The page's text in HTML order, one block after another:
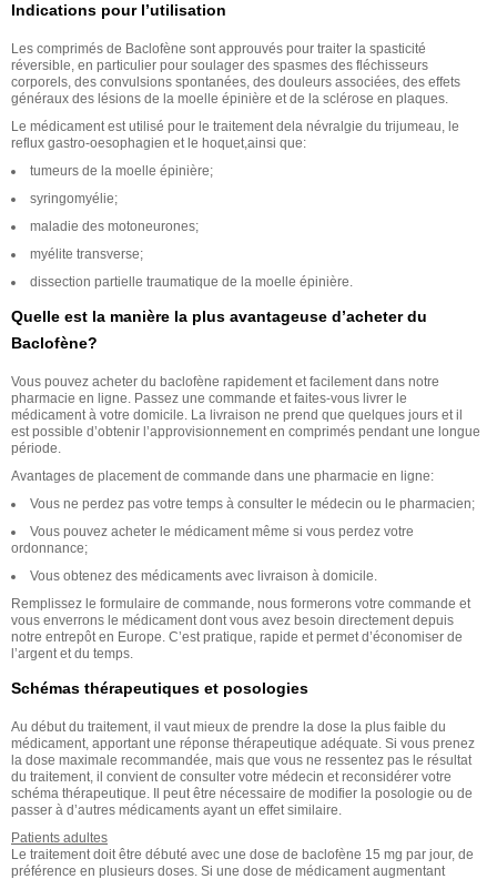
Indications pour l’utilisation
Les comprimés de Baclofène sont approuvés pour traiter la spasticité
réversible, en particulier pour soulager des spasmes des fléchisseurs
corporels, des convulsions spontanées, des douleurs associées, des effets
généraux des lésions de la moelle épinière et de la sclérose en plaques.
Le médicament est utilisé pour le traitement dela névralgie du trijumeau, le
reflux gastro-oesophagien et le hoquet,ainsi que:
tumeurs de la moelle épinière;
syringomyélie;
maladie des motoneurones;
myélite transverse;
dissection partielle traumatique de la moelle épinière.
Quelle est la manière la plus avantageuse d’acheter du
Baclofène?
Vous pouvez acheter du baclofène rapidement et facilement dans notre
pharmacie en ligne. Passez une commande et faites-vous livrer le
médicament à votre domicile. La livraison ne prend que quelques jours et il
est possible d’obtenir l’approvisionnement en comprimés pendant une longue
période.
Avantages de placement de commande dans une pharmacie en ligne:
Vous ne perdez pas votre temps à consulter le médecin ou le pharmacien;
Vous pouvez acheter le médicament même si vous perdez votre
ordonnance;
Vous obtenez des médicaments avec livraison à domicile.
Remplissez le formulaire de commande, nous formerons votre commande et
vous enverrons le médicament dont vous avez besoin directement depuis
notre entrepôt en Europe. C’est pratique, rapide et permet d’économiser de
l’argent et du temps.
Schémas thérapeutiques et posologies
Au début du traitement, il vaut mieux de prendre la dose la plus faible du
médicament, apportant une réponse thérapeutique adéquate. Si vous prenez
la dose maximale recommandée, mais que vous ne ressentez pas le résultat
du traitement, il convient de consulter votre médecin et reconsidérer votre
schéma thérapeutique. Il peut être nécessaire de modifier la posologie ou de
passer à d’autres médicaments ayant un effet similaire.
Patients adultes
Le traitement doit être débuté avec une dose de baclofène 15 mg par jour, de
préférence en plusieurs doses. Si une dose de médicament augmentant